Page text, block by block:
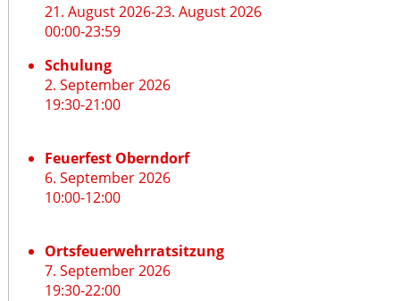
21. August 2026-23. August 2026
00:00-23:59
Schulung
2. September 2026
19:30-21:00
Feuerfest Oberndorf
6. September 2026
10:00-12:00
Ortsfeuerwehrratsitzung
7. September 2026
19:30-22:00